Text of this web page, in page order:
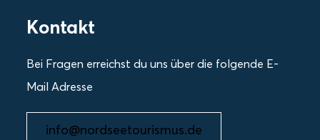
Kontakt
Bei Fragen erreichst du uns über die folgende E-
Mail Adresse
info@nordseetourismus.de